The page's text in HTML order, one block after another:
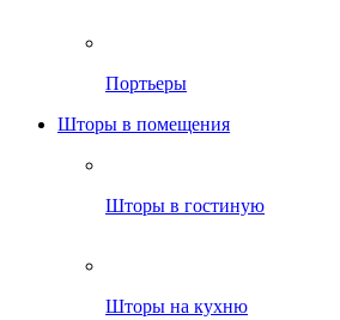
Портьеры
Шторы в помещения
Шторы в гостиную
Шторы на кухню